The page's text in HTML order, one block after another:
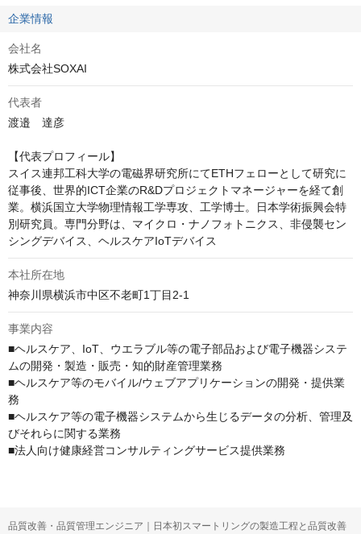
企業情報
会社名
株式会社SOXAI
代表者
渡邉　達彦
【代表プロフィール】
スイス連邦工科大学の電磁界研究所にてETHフェローとして研究に
従事後、世界的ICT企業のR&Dプロジェクトマネージャーを経て創
業。横浜国立大学物理情報工学専攻、工学博士。日本学術振興会特
別研究員。専門分野は、マイクロ・ナノフォトニクス、非侵襲セン
シングデバイス、ヘルスケアIoTデバイス
本社所在地
神奈川県横浜市中区不老町1丁目2-1
事業内容
■ヘルスケア、IoT、ウエラブル等の電子部品および電子機器システ
ムの開発・製造・販売・知的財産管理業務
■ヘルスケア等のモバイル/ウェブアプリケーションの開発・提供業
務
■ヘルスケア等の電子機器システムから生じるデータの分析、管理及
びそれらに関する業務
■法人向け健康経営コンサルティングサービス提供業務
品質改善・品質管理エンジニア｜日本初スマートリングの製造工程と品質改善